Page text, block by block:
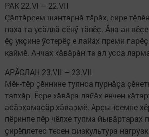
РАК 22.VI – 22.VII
Çăлтăрсем шантарнă тăрăх, сире
паха та усăллă сӗнӳ тăвӗç. Ăна ан
ӗç укçине ӳстерӗç е лайăх преми
каймӗ. Анчах хăвăрăн та ал усса
АРĂСЛАН 23.VII – 23.VIII
Мӗн-тӗр çӗннине туянса пурнăçа
тапхăр. Ӗçре хăвăра лайăх енчен
асăрхамасăр хăвармӗ. Арçынсемпе
пӗринпе пӗр чӗлхе тупма йывăртарах
çирӗплетес тесен физкультура